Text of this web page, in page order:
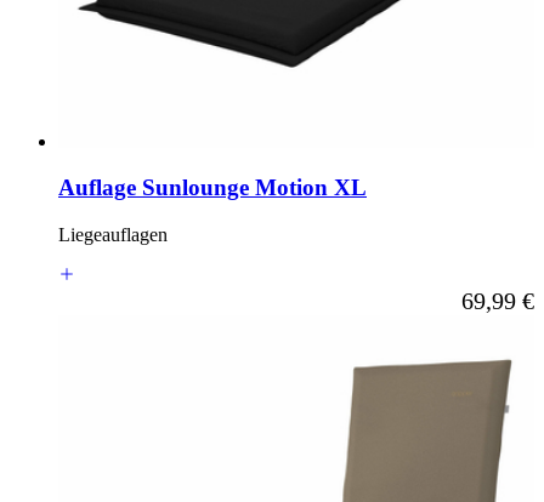
Auflage Sunlounge Motion XL
Liegeauflagen
Ab
69,99 €